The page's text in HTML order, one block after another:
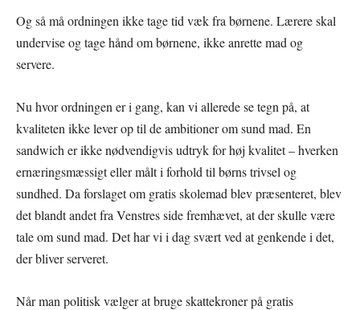
Og så må ordningen ikke tage tid væk fra børnene. Lærere skal
undervise og tage hånd om børnene, ikke anrette mad og
servere.
Nu hvor ordningen er i gang, kan vi allerede se tegn på, at
kvaliteten ikke lever op til de ambitioner om sund mad. En
sandwich er ikke nødvendigvis udtryk for høj kvalitet – hverken
ernæringsmæssigt eller målt i forhold til børns trivsel og
sundhed. Da forslaget om gratis skolemad blev præsenteret, blev
det blandt andet fra Venstres side fremhævet, at der skulle være
tale om sund mad. Det har vi i dag svært ved at genkende i det,
der bliver serveret.
Når man politisk vælger at bruge skattekroner på gratis